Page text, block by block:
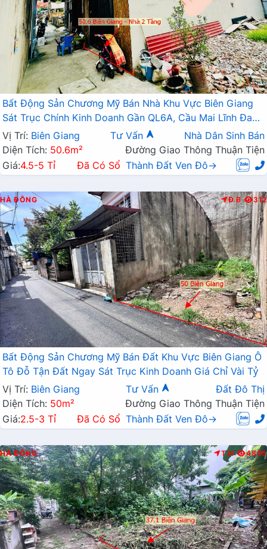
Bất Động Sản Chương Mỹ Bán Nhà Khu Vực Biên Giang
Sát Trục Chính Kinh Doanh Gần QL6A, Cầu Mai Lĩnh Đang
Mở Rộng
Vị Trí: Biên Giang Tư Vấn
Nhà Dân Sinh Bán
Diện Tích: 50.6m²
Đường Giao Thông Thuận Tiện
Giá:4.5-5 Tỉ Đã Có Sổ Thành Đất Ven Đô→
HÀ ĐÔNG Đ.B 312
Bất Động Sản Chương Mỹ Bán Đất Khu Vực Biên Giang Ô
Tô Đỗ Tận Đất Ngay Sát Trục Kinh Doanh Giá Chỉ Vài Tỷ
Vị Trí: Biên Giang Tư Vấn
Đất Đô Thị
Diện Tích: 50m²
Đường Giao Thông Thuận Tiện
Giá:2.5-3 Tỉ Đã Có Sổ Thành Đất Ven Đô→
HÀ ĐÔNG T.N 4895